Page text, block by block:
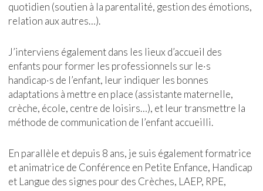
quotidien (soutien à la parentalité, gestion des émotions,
relation aux autres…).
J’interviens également dans les lieux d’accueil des
enfants pour former les professionnels sur le·s
handicap·s de l’enfant, leur indiquer les bonnes
adaptations à mettre en place (assistante maternelle,
crèche, école, centre de loisirs…), et leur transmettre la
méthode de communication de l’enfant accueilli.
En parallèle et depuis 8 ans, je suis également formatrice
et animatrice de Conférence en Petite Enfance, Handicap
et Langue des signes pour des Crèches, LAEP, RPE,